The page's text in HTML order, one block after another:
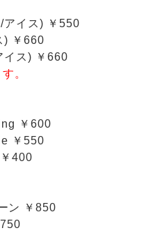
アイス) ￥550
) ￥660
イス) ￥660
。
￥600
￥550
400
ン ￥850